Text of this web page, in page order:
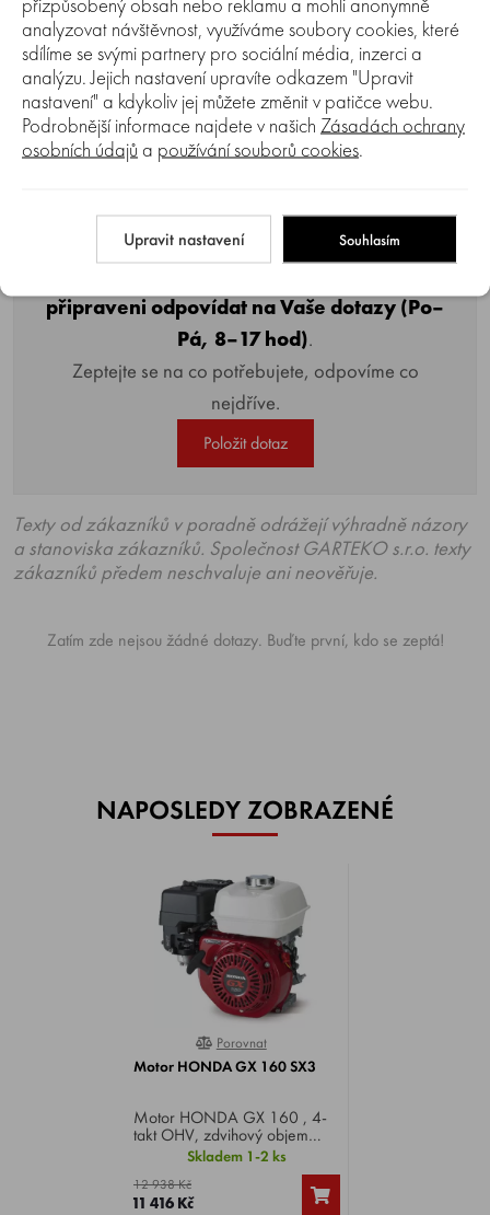
Poradna
připraveni odpovídat na Vaše dotazy (Po–
Pá, 8–17 hod).
Zeptejte se na co potřebujete, odpovíme co
nejdříve.
Položit dotaz
Texty od zákazníků v poradně odrážejí výhradně názory
a stanoviska zákazníků. Společnost GARTEKO s.r.o. texty
zákazníků předem neschvaluje ani neověřuje.
Zatím zde nejsou žádné dotazy. Buďte první, kdo se zeptá!
NAPOSLEDY ZOBRAZENÉ
0%
Porovnat
Motor HONDA GX 160 SX3
Motor HONDA GX 160 , 4-
takt OHV, zdvihový objem
163 cm3, výkon 4,8 HP.
Specifikace SX3 .
Skladem 1-2 ks
12 938 Kč
11 416 Kč
analyzovat návštěvnost, využíváme soubory cookies, které
sdílíme se svými partnery pro sociální média, inzerci a
analýzu. Jejich nastavení upravíte odkazem "Upravit
nastavení" a kdykoliv jej můžete změnit v patičce webu.
Podrobnější informace najdete v našich Zásadách ochrany
osobních údajů a používání souborů cookies.
Upravit nastavení Souhlasím